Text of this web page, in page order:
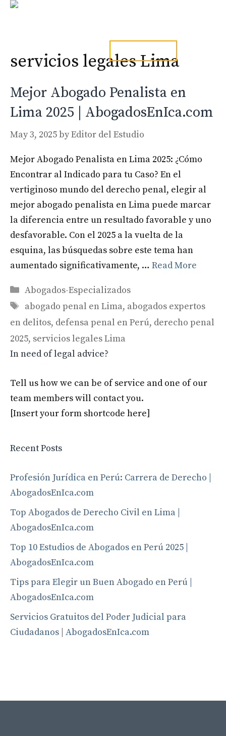
Skip
servicios legales Lima
Mejor Abogado Penalista en
Lima 2025 | AbogadosEnIca.com
May 3, 2025byEditor del Estudio
Mejor Abogado Penalista en Lima 2025: ¿Cómo
Encontrar al Indicado para tu Caso? En el
vertiginoso mundo del derecho penal, elegir al
mejor abogado penalista en Lima puede marcar
la diferencia entre un resultado favorable y uno
desfavorable. Con el 2025 a la vuelta de la
esquina, las búsquedas sobre este tema han
aumentado significativamente, … Read More
Categories
Abogados-Especializados
Tags
abogado penal en Lima, abogados expertos
en delitos, defensa penal en Perú, derecho penal
2025, servicios legales Lima
In need of legal advice?
Tell us how we can be of service and one of our
team members will contact you.
[Insert your form shortcode here]
Recent Posts
Profesión Jurídica en Perú: Carrera de Derecho |
AbogadosEnIca.com
Top Abogados de Derecho Civil en Lima |
AbogadosEnIca.com
Top 10 Estudios de Abogados en Perú 2025 |
AbogadosEnIca.com
Tips para Elegir un Buen Abogado en Perú |
AbogadosEnIca.com
Servicios Gratuitos del Poder Judicial para
Ciudadanos | AbogadosEnIca.com